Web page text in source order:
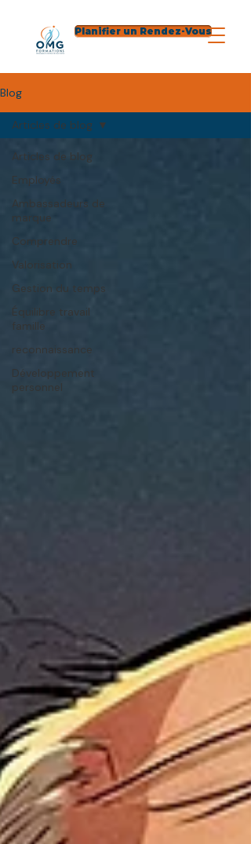
Planifier un Rendez-Vous
Blog
Articles de blog
Employés
Ambassadeurs de
marque
Comprendre
Valorisation
Gestion du temps
Équilibre travail
famille
reconnaissance
Développement
personnel
Articles de blog